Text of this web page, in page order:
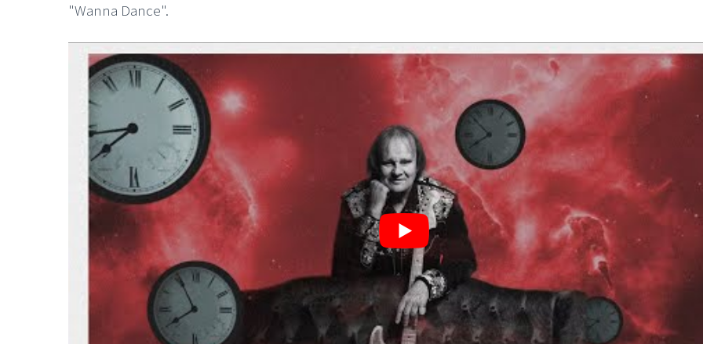
"Wanna Dance".